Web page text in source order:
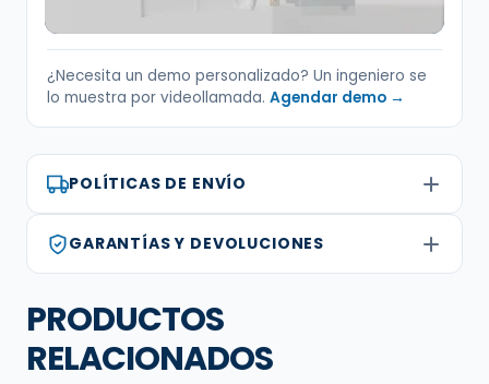
¿Necesita un demo personalizado? Un ingeniero se
lo muestra por videollamada. Agendar demo →
POLÍTICAS DE ENVÍO
GARANTÍAS Y DEVOLUCIONES
PRODUCTOS
RELACIONADOS